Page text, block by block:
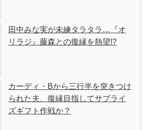
田中みな実が未練タラタラ…『オ
リラジ』藤森との復縁を熱望!?
カーディ・Bから三行半を突きつけ
られた夫、復縁目指してサプライ
ズギフト作戦か？